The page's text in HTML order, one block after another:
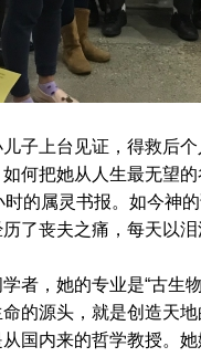
子上台见证，得救后
何把她从人生最无望
的属灵书报。如今神
了丧夫之痛，每天以泪
者，她的专业是“古生
的源头，就是创造天
国内来的哲学教授。